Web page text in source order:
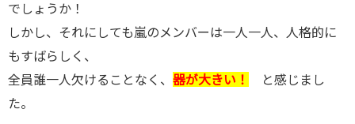
でしょうか！
しかし、それにしても嵐のメンバーは一人一人、人格的に
もすばらしく、
全員誰一人欠けることなく、 器が大きい！
と感じまし
た。